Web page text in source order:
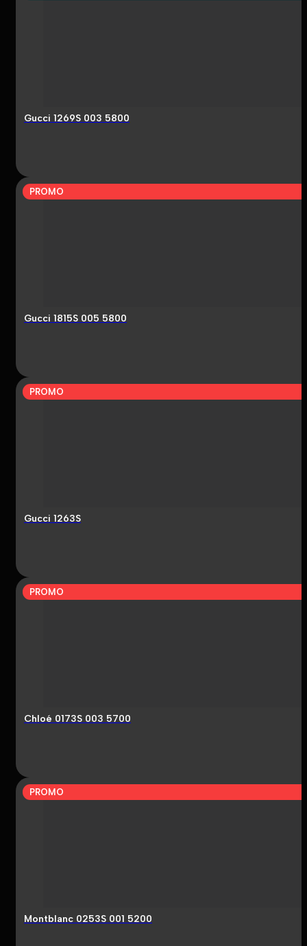
Gucci 1269S 003 5800
PROMO
Gucci 1815S 005 5800
PROMO
Gucci 1263S
PROMO
Chloé 0173S 003 5700
PROMO
Montblanc 0253S 001 5200